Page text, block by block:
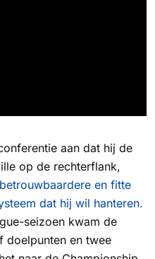
aan dat hij de
op de rechterflank,
en fitte
dat hij wil hanteren.
seizoen kwam de
doelpunten en twee